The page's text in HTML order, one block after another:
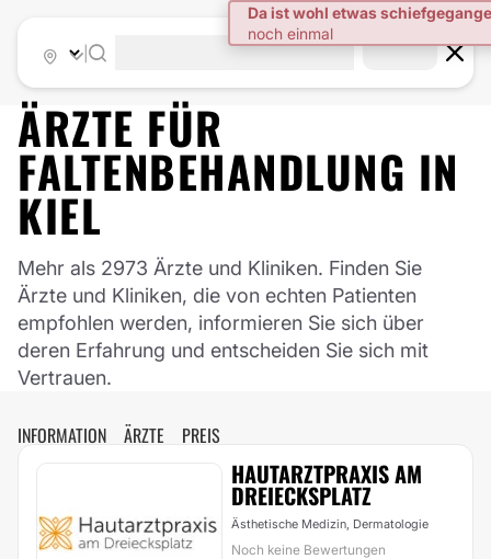
ÄRZTE FÜR
FALTENBEHANDLUNG IN
KIEL
Mehr als 2973 Ärzte und Kliniken. Finden Sie
Ärzte und Kliniken, die von echten Patienten
empfohlen werden, informieren Sie sich über
deren Erfahrung und entscheiden Sie sich mit
Vertrauen.
INFORMATION ÄRZTE PREIS
HAUTARZTPRAXIS AM
DREIECKSPLATZ
Ästhetische Medizin, Dermatologie
Noch keine Bewertungen